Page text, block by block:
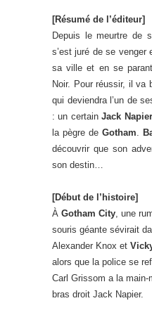
[Résumé de l’éditeur]
Depuis le meurtre de
s’est juré de se venger
sa ville et en se
Noir. Pour réussir, il va
qui deviendra l’un de
: un certainJack Napier
la pègre de Gotham.
découvrir que son
son destin…
[Début de l’histoire]
À Gotham City, une
souris géante sévirait
Alexander Knox et
alors que la police se
Carl Grissom a la
bras droit Jack Napier.